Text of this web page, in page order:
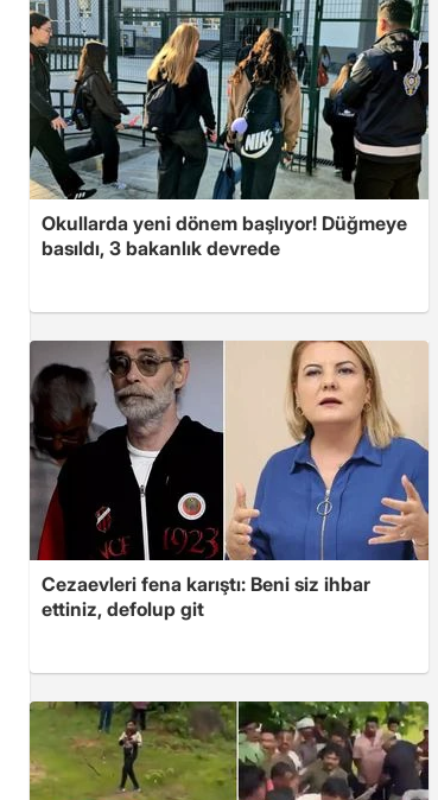
Okullarda yeni dönem başlıyor! Düğmeye
basıldı, 3 bakanlık devrede
Cezaevleri fena karıştı: Beni siz ihbar
ettiniz, defolup git